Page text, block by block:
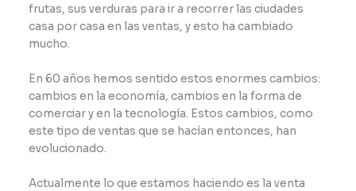
frutas, sus verduras para ir a recorrer las ciudades
casa por casa en las ventas, y esto ha cambiado
mucho.
En 60 años hemos sentido estos enormes cambios:
cambios en la economía, cambios en la forma de
comerciar y en la tecnología. Estos cambios, como
este tipo de ventas que se hacían entonces, han
evolucionado.
Actualmente lo que estamos haciendo es la venta